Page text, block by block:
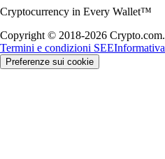
Cryptocurrency in Every Wallet™
Copyright © 2018-2026
Termini e condizioni SEE
Preferenze sui cookie